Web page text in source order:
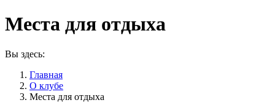
Места для отдыха
Вы здесь:
Главная
О клубе
Места для отдыха